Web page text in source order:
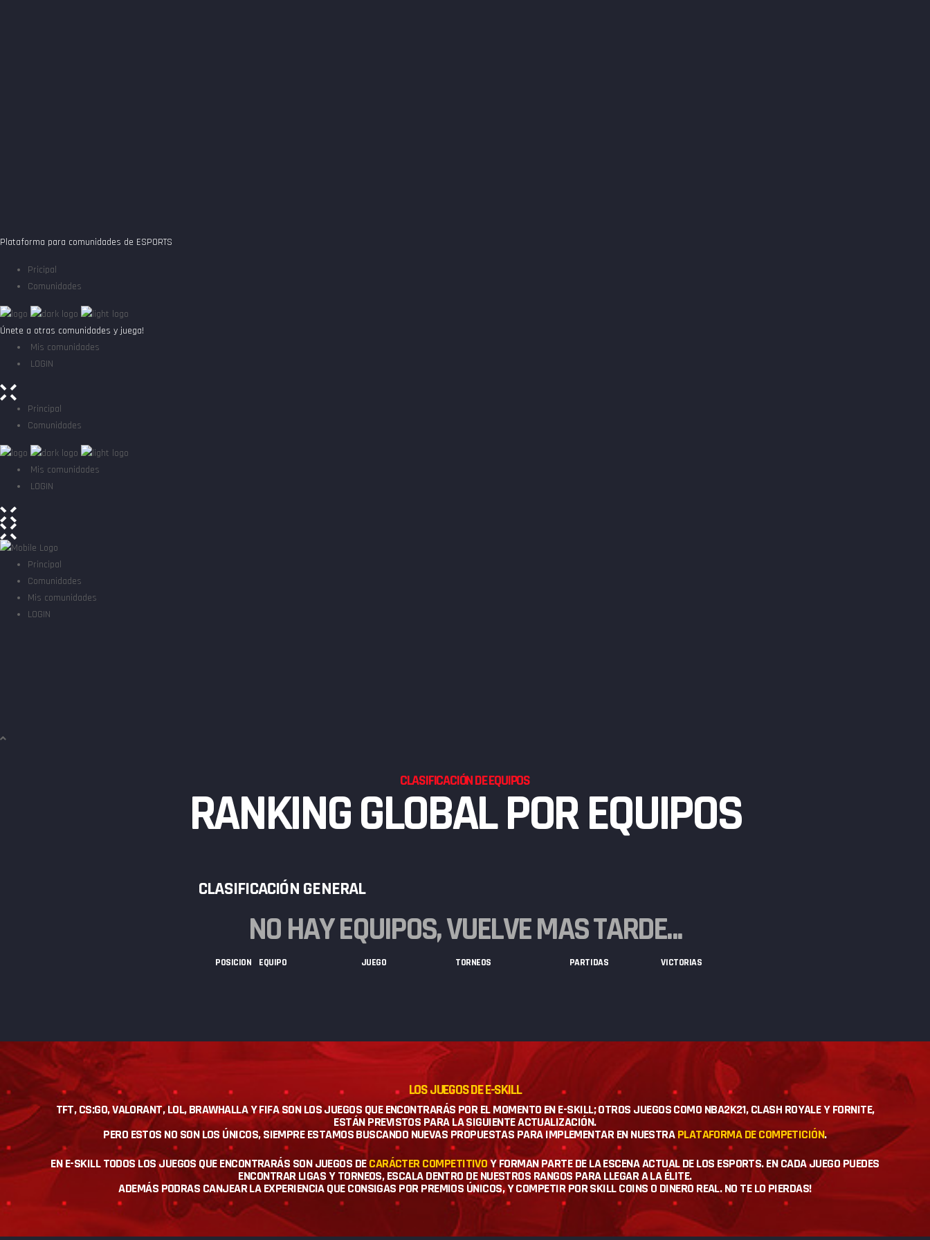
Plataforma para comunidades de ESPORTS
Pricipal
Comunidades
Únete a otras comunidades y juega!
Mis comunidades
LOGIN
Principal
Comunidades
Mis comunidades
LOGIN
Principal
Comunidades
Mis comunidades
LOGIN
CLASIFICACIÓN DE EQUIPOS
RANKING GLOBAL POR EQUIPOS
CLASIFICACIÓN GENERAL
NO HAY EQUIPOS, VUELVE MÁS TARDE...
POSICION EQUIPO JUEGO TORNEOS PARTIDAS VICTORIAS
LOS JUEGOS DE E-SKILL
TFT, CS:GO, VALORANT, LOL, BRAWHALLA Y FIFA SON LOS JUEGOS QUE ENCONTRARÁS POR EL MOMENTO EN E-SKILL; OTROS JUEGOS COMO NBA2K21, CLASH ROYALE Y FORNITE,
ESTÁN PREVISTOS PARA LA SIGUIENTE ACTUALIZACIÓN.
PERO ESTOS NO SON LOS ÚNICOS, SIEMPRE ESTAMOS BUSCANDO NUEVAS PROPUESTAS PARA IMPLEMENTAR EN NUESTRAPLATAFORMA DE COMPETICIÓN.
EN E-SKILL TODOS LOS JUEGOS QUE ENCONTRARÁS SON JUEGOS DECARÁCTER COMPETITIVOY FORMAN PARTE DE LA ESCENA ACTUAL DE LOS ESPORTS. EN CADA JUEGO PUEDES
ENCONTRAR LIGAS Y TORNEOS, ESCALA DENTRO DE NUESTROS RANGOS PARA LLEGAR A LA ÉLITE.
ADEMÁS PODRAS CANJEAR LA EXPERIENCIA QUE CONSIGAS POR PREMIOS ÚNICOS, Y COMPETIR POR SKILL COINS O DINERO REAL. NO TE LO PIERDAS!